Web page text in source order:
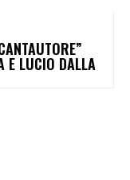
E LUCIO DALLA